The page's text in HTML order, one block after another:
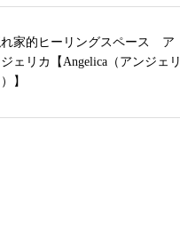
れ家的ヒーリングスペース ア
ジェリカ【Angelica（アンジェリ
】